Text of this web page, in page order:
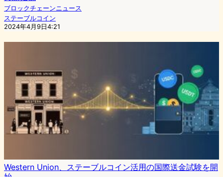
ブロックチェーンニュース
ステーブルコイン
2024年4月9日4:21
Western Union、ステーブルコイン活用の国際送金試験を開